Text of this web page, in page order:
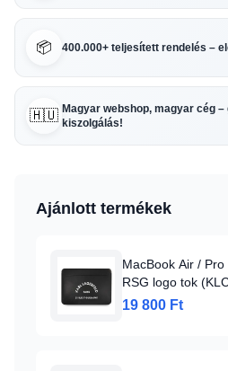
📦 400.000+ teljesített rendelés –
🇭🇺 Magyar webshop, magyar cég
kiszolgálás!
Ajánlott termékek
MacBook Air /
RSG logo tok
laptop
19 800 Ft